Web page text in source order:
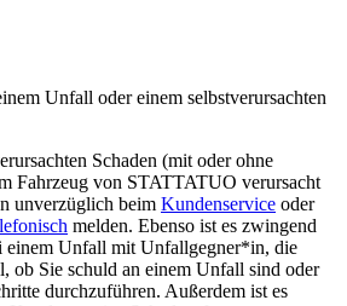
Unfall oder einem selbstverursachten
Schaden (mit oder ohne
Fahrzeug von STATTATUO verursacht
unverzüglich beim Kundenservice oder
melden. Ebenso ist es zwingend
einem Unfall mit Unfallgegner*in, die
ob Sie schuld an einem Unfall sind oder
durchzuführen. Außerdem ist es